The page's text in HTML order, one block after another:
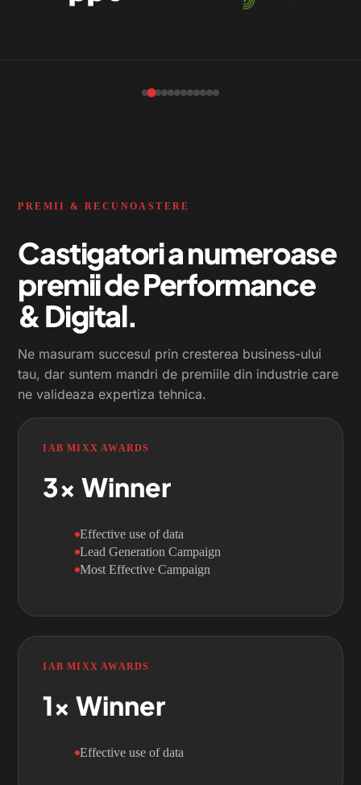
PREMII & RECUNOASTERE
Castigatori a numeroase
premii de Performance
& Digital.
Ne masuram succesul prin cresterea business-ului
tau, dar suntem mandri de premiile din industrie care
ne valideaza expertiza tehnica.
IAB MIXX AWARDS
3xWinner
Effective use of data
Lead Generation Campaign
Most Effective Campaign
IAB MIXX AWARDS
1xWinner
Effective use of data